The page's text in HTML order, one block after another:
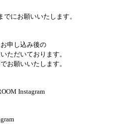
でにお願いいたします。
申し込み後の
ただいております。
お願いいたします。
Instagram